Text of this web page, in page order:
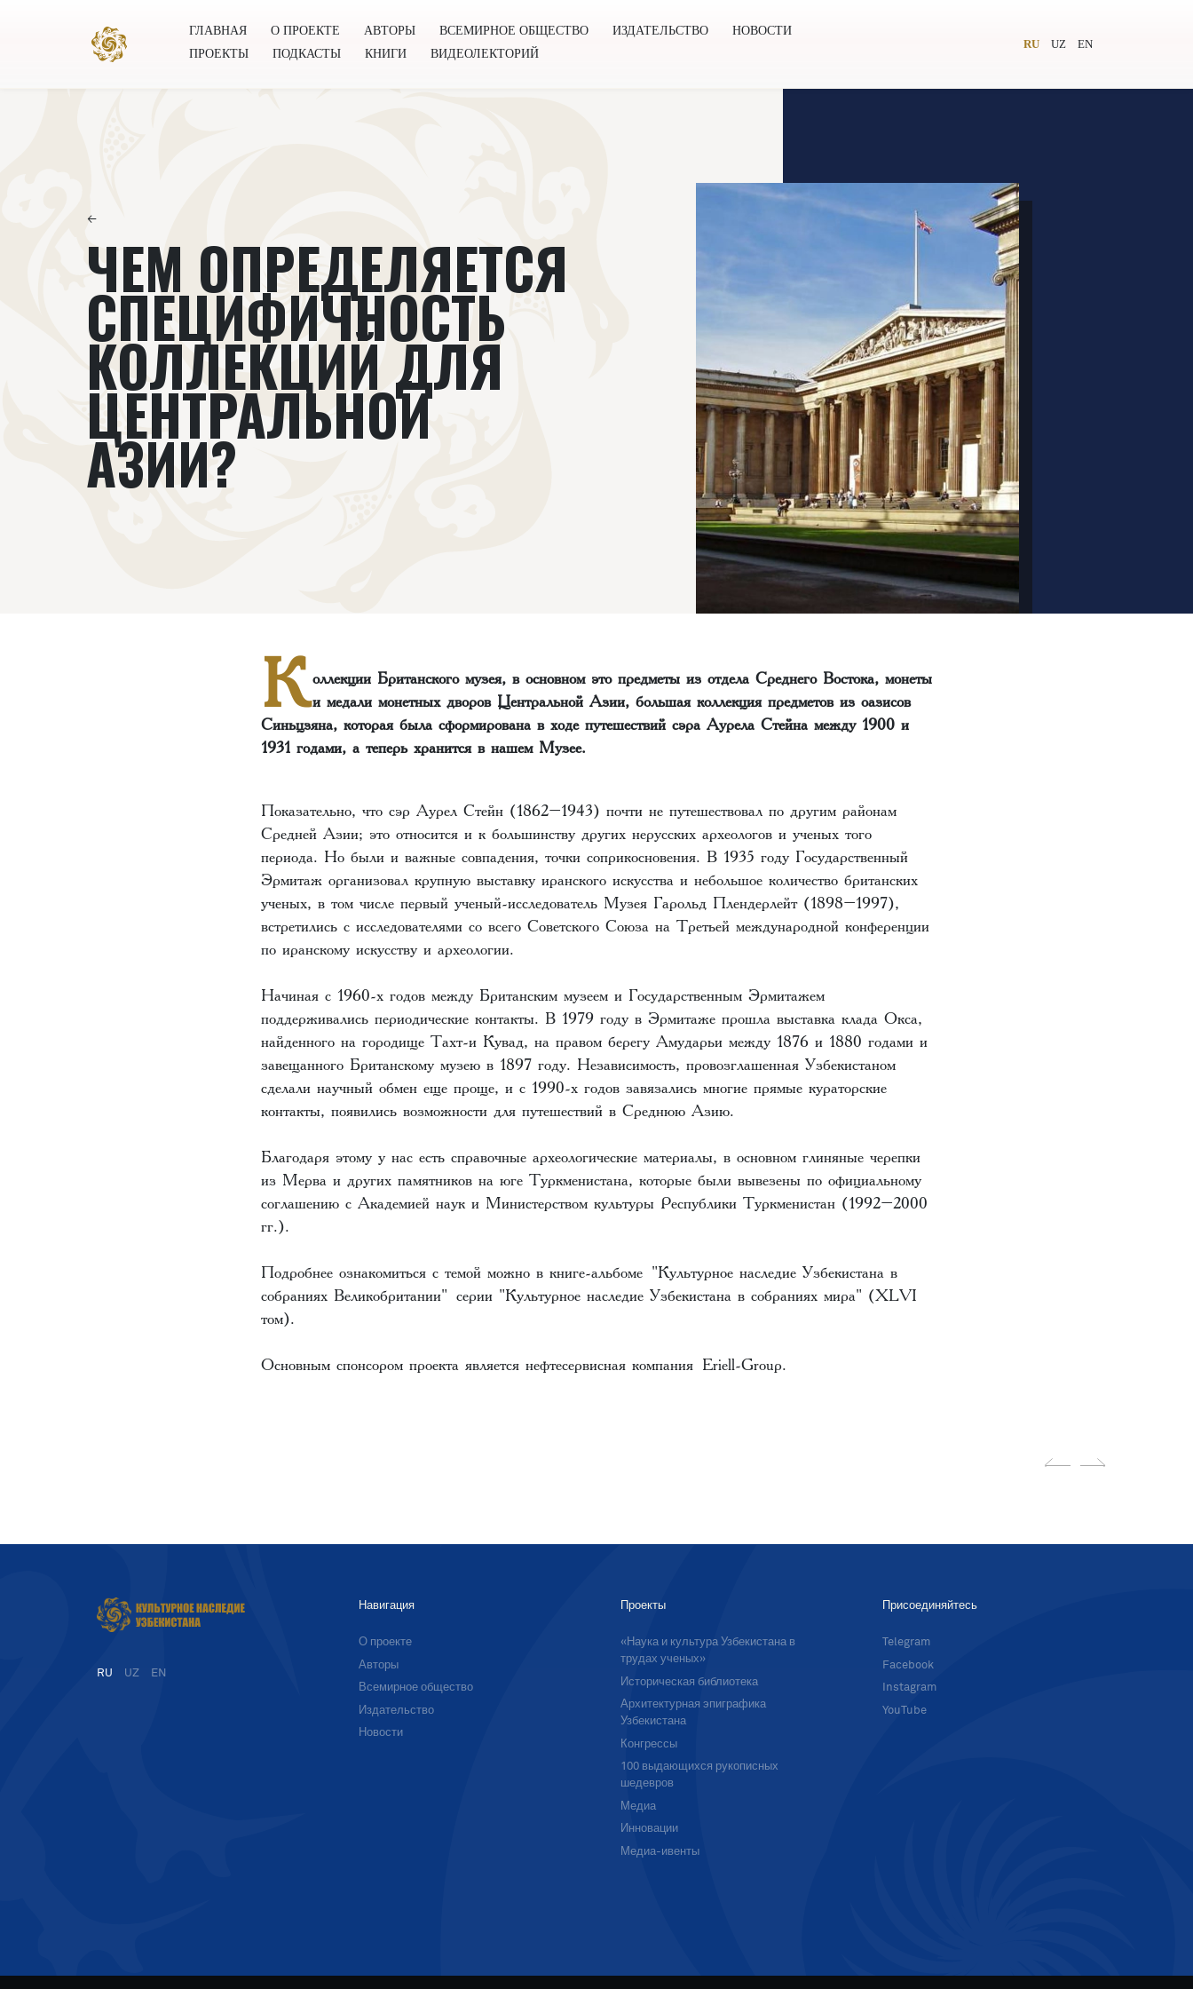
ГЛАВНАЯ О ПРОЕКТЕ АВТОРЫ ВСЕМИРНОЕ ОБЩЕСТВО ИЗДАТЕЛЬСТВО
НОВОСТИ
ПРОЕКТЫ
ПОДКАСТЫ КНИГИ ВИДЕОЛЕКТОРИЙ
RU UZ EN
←
ЧЕМ ОПРЕДЕЛЯЕТСЯ
СПЕЦИФИЧНОСТЬ
КОЛЛЕКЦИЙ ДЛЯ
ЦЕНТРАЛЬНОЙ
АЗИИ?‌‌
Коллекции Британского музея, в основном это предметы из отдела Среднего Востока, монеты
и медали монетных дворов Центральной Азии, большая коллекция предметов из оазисов
Синьцзяна, которая была сформирована в ходе путешествий сэра Аурела Стейна между 1900 и
1931 годами, а теперь хранится в нашем Музее.
Показательно, что сэр Аурел Стейн (1862–1943) почти не путешествовал по другим районам
Средней Азии; это относится и к большинству других нерусских археологов и ученых того
периода. Но были и важные совпадения, точки соприкосновения. В 1935 году Государственный
Эрмитаж организовал крупную выставку иранского искусства и небольшое количество британских
ученых, в том числе первый ученый-исследователь Музея Гарольд Плендерлейт (1898–1997),
встретились с исследователями со всего Советского Союза на Третьей международной конференции
по иранскому искусству и археологии.
Начиная с 1960-х годов между Британским музеем и Государственным Эрмитажем
поддерживались периодические контакты. В 1979 году в Эрмитаже прошла выставка клада Окса,
найденного на городище Тахт-и Кувад, на правом берегу Амударьи между 1876 и 1880 годами и
завещанного Британскому музею в 1897 году. Независимость, провозглашенная Узбекистаном
сделали научный обмен еще проще, и с 1990-х годов завязались многие прямые кураторские
контакты, появились возможности для путешествий в Среднюю Азию.
Благодаря этому у нас есть справочные археологические материалы, в основном глиняные черепки
из Мерва и других памятников на юге Туркменистана, которые были вывезены по официальному
соглашению с Академией наук и Министерством культуры Республики Туркменистан (1992–2000
гг.).
Подробнее ознакомиться с темой можно в книге-альбоме "Культурное наследие Узбекистана в
собраниях Великобритании" серии "Культурное наследие Узбекистана в собраниях мира" (XLVI
том).
Основным спонсором проекта является нефтесервисная компания Eriell-Group.
RU UZ EN
Навигация
О проекте
Авторы
Всемирное общество
Издательство
Новости
Проекты
«Наука и культура Узбекистана в
трудах ученых»
Историческая библиотека
Архитектурная эпиграфика
Узбекистана
Конгрессы
100 выдающихся рукописных
шедевров
Медиа
Инновации
Медиа-ивенты
Присоединяйтесь
Telegram
Facebook
Instagram
YouTube